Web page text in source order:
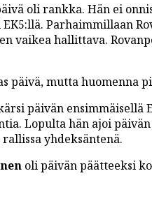
oli rankka. Hän ei
Parhaimmillaan
vaikea hallittava.
päivä, mutta huomenna
päivän ensimmäisellä
Lopulta hän ajoi
rallissa yhdeksäntenä.
oli päivän päätteeksi